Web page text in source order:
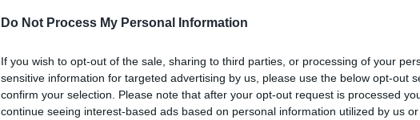
Do Not Process My Personal Information
If you wish to opt-out of the sale, sharing to third parties, or processing of your
sensitive information for targeted advertising by us, please use the below opt-out
confirm your selection. Please note that after your opt-out request is processed
continue seeing interest-based ads based on personal information utilized by us
From Nowhere»
ελληνικές αίθουσες στις 23
Οκτωβρίου 2025